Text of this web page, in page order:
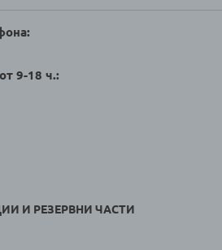
9-18 ч.:
И РЕЗЕРВНИ ЧАСТИ